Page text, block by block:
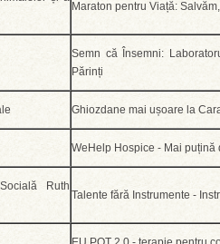
Maraton pentru Viață:
Semn că Însemni:
Părinți
Ghiozdane mai ușoare la
WeHelp Hospice - Mai puțină
Ruth
Talente fără Instrumente -